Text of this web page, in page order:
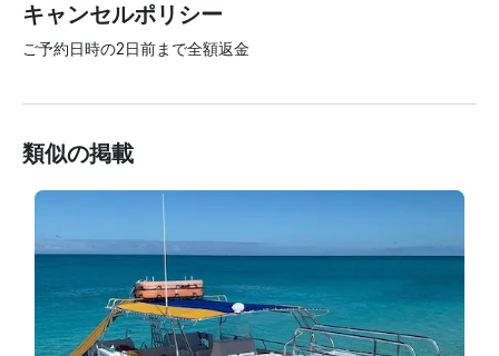
キャンセルポリシー
ご予約日時の2日前まで全額返金
類似の掲載